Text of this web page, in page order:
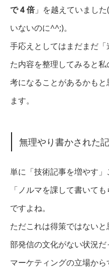
で 4 倍」を越えていまし
いないのに^^;)。
手応えとしてはまだまだ
た内容を整理してみると
考になることがあるかも
ます。
無理やり書かされた
単に「技術記事を増やす」
「ノルマを課して書いて
ですよね。
ただこれは得策ではない
部発信の文化がない状況だ
マーケティングの立場か